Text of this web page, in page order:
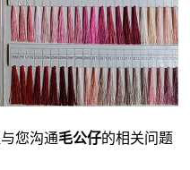
您沟通毛公仔的相关问题